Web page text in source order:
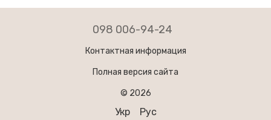
098 006-94-24
Контактная информация
Полная версия сайта
© 2026
Укр Рус